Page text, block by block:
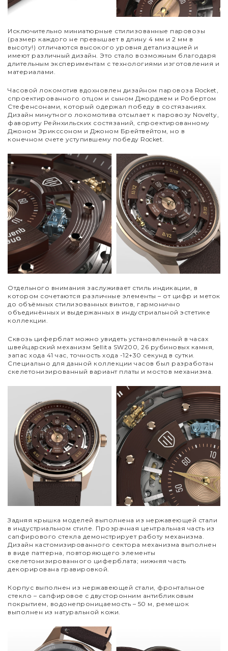
Исключительно миниатюрные стилизованные паровозы
(размер каждого не превышает в длину 4 мм и 2 мм в
высоту!) отличаются высокого уровня детализацией и
имеют различный дизайн. Это стало возможным благодаря
длительным экспериментам с технологиями изготовления и
материалами.
Часовой локомотив вдохновлен дизайном паровоза Rocket,
спроектированного отцом и сыном Джорджем и Робертом
Стефенсонами, который одержал победу в состязаниях.
Дизайн минутного локомотива отсылает к паровозу Novelty,
фавориту Рейнхильских состязаний, спроектированному
Джоном Эрикссоном и Джоном Брейтвейтом, но в
конечном счете уступившему победу Rocket.
Отдельного внимания заслуживает стиль индикации, в
котором сочетаются различные элементы – от цифр и меток
до объёмных стилизованных винтов, гармонично
объединённых и выдержанных в индустриальной эстетике
коллекции.
Сквозь циферблат можно увидеть установленный в часах
швейцарский механизм Sellita SW200, 26 рубиновых камня,
запас хода 41 час, точность хода -12+30 секунд в сутки.
Специально для данной коллекции часов был разработан
скелетонизированный вариант платы и мостов механизма.
Задняя крышка моделей выполнена из нержавеющей стали
в индустриальном стиле. Прозрачная центральная часть из
сапфирового стекла демонстрирует работу механизма.
Дизайн кастомизированного сектора механизма выполнен
в виде паттерна, повторяющего элементы
скелетонизированного циферблата; нижняя часть
декорирована гравировкой.
Корпус выполнен из нержавеющей стали, фронтальное
стекло – сапфировое с двусторонним антибликовым
покрытием, водонепроницаемость – 50 м, ремешок
выполнен из натуральной кожи.